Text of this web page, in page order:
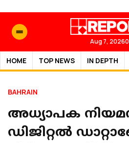
Aug 7, 2026
HOME TOP NEWS IN DEPTH
BAHRAIN
അധ്യാപക
ഡിജിറ്റൽ